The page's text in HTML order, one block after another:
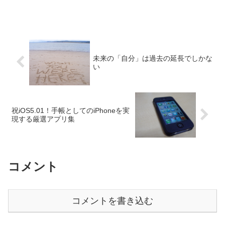
未来の「自分」は過去の延長でしかな
い
祝iOS5.01！手帳としてのiPhoneを実
現する厳選アプリ集
コメント
コメントを書き込む